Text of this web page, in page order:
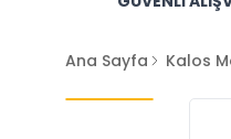
Ana Sayfa Kalos